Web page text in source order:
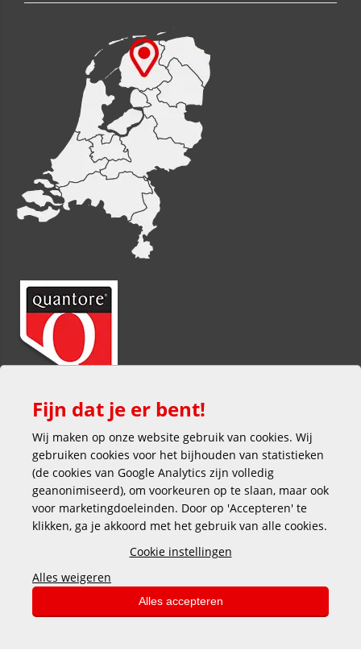
Veilig en gemakkelijk betalen
Fijn dat je er bent!
Wij maken op onze website gebruik van cookies. Wij
gebruiken cookies voor het bijhouden van statistieken
(de cookies van Google Analytics zijn volledig
geanonimiseerd), om voorkeuren op te slaan, maar ook
voor marketingdoeleinden. Door op 'Accepteren' te
klikken, ga je akkoord met het gebruik van alle cookies.
Cookie instellingen
Alles weigeren
Alles accepteren